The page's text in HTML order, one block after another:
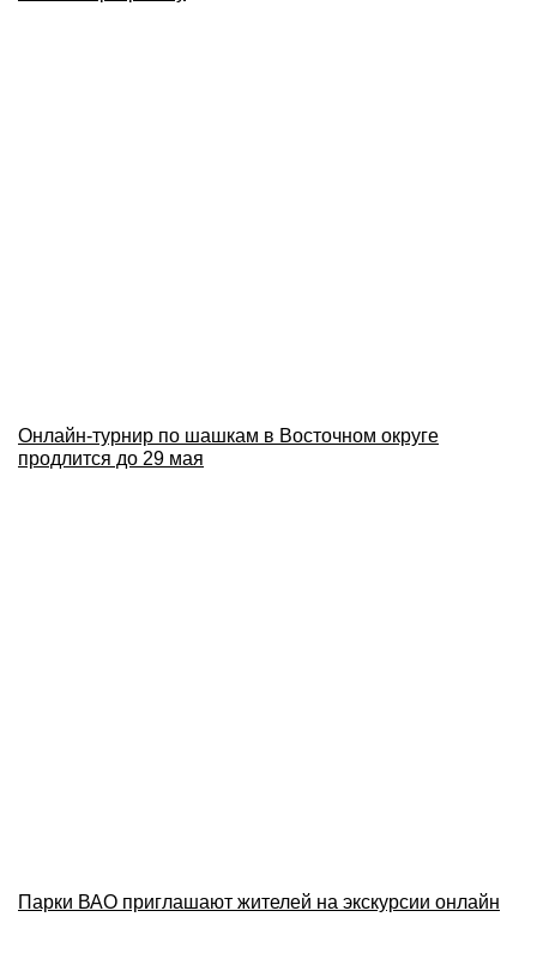
Онлайн-турнир по шашкам в Восточном округе
продлится до 29 мая
Парки ВАО приглашают жителей на экскурсии онлайн